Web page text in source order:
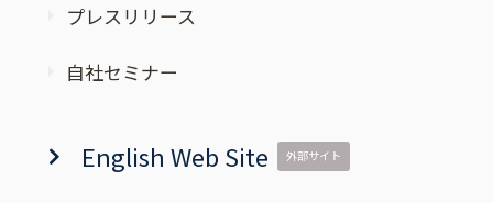
プレスリリース
自社セミナー
English Web Site 外部サイト